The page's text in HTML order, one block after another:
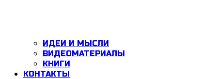
ИДЕИ И МЫСЛИ
ВИДЕОМАТЕРИАЛЫ
КНИГИ
КОНТАКТЫ